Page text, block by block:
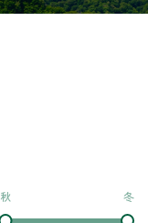
秋 冬